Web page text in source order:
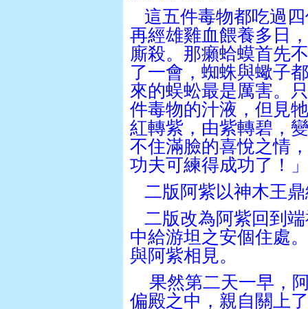
這五件毒物都吃過
再經雄雞血餵養多日
廝殺。那癩蛤蟆首先
了一會，蜘蛛與蠍子
來的蜈蚣最是厲害。
件毒物的汁液，但見
紅轉紫，由紫轉碧，
不住滿臉的喜悅之情
功夫可練得成功了！」
二版阿紫以神木王
二版改為阿紫回到
中給游坦之安個住處
與阿紫相見。
果然第二天一早，
偏殿之中，親自關上